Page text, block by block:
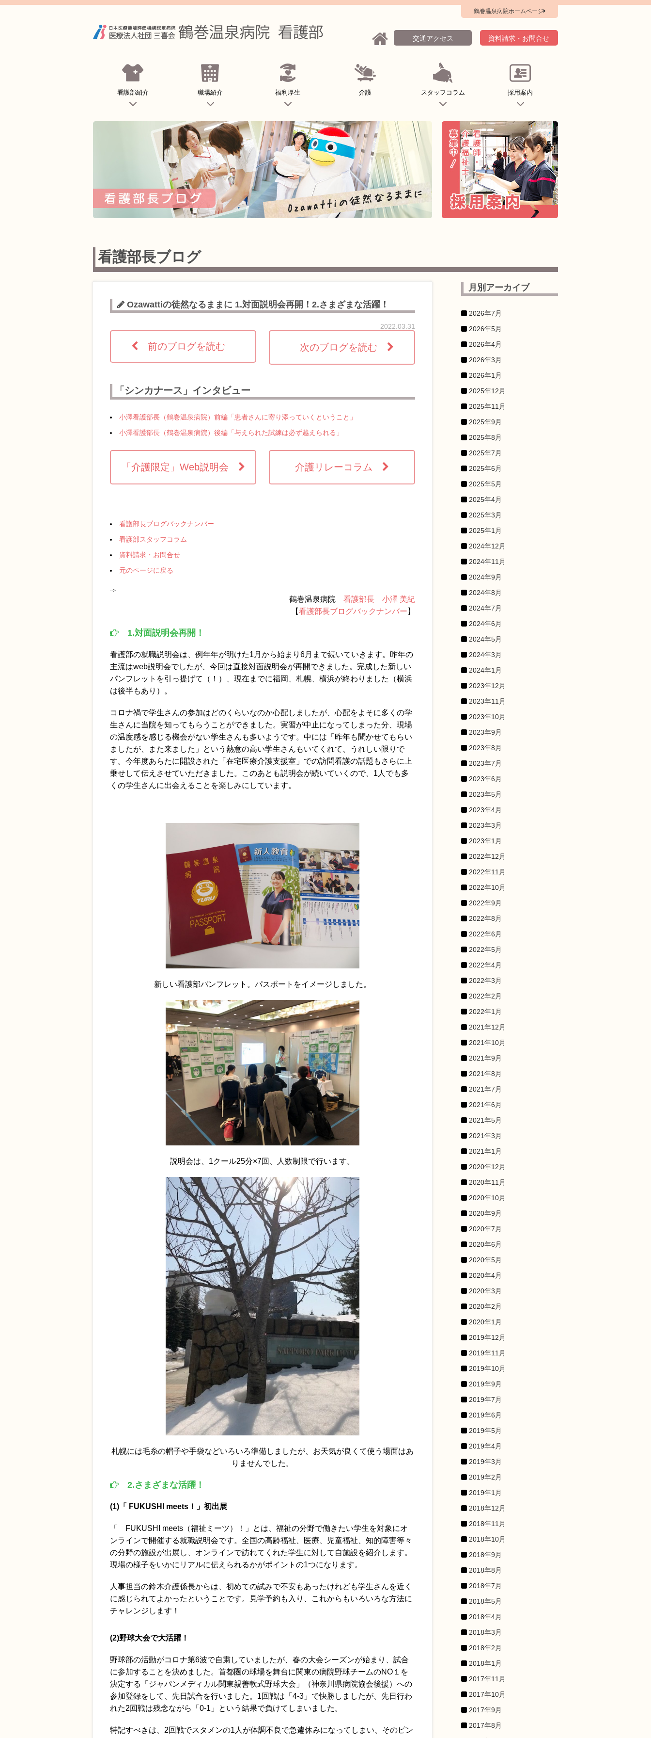
鶴巻温泉病院ホームページ
交通アクセス 資料請求・お問合せ
看護部紹介 職場紹介 福利厚生 介護 スタッフコラム 採用案内
看護部長ブログ
Ozawattiの徒然なるままに 1.対面説明会再開！2.さまざまな活躍！
2022.03.31
前のブログを読む 次のブログを読む
「シンカナース」インタビュー
小澤看護部長（鶴巻温泉病院）前編「患者さんに寄り添っていくということ」
小澤看護部長（鶴巻温泉病院）後編「与えられた試練は必ず越えられる」
「介護限定」Web説明会 介護リレーコラム
看護部長ブログバックナンバー
看護部スタッフコラム
資料請求・お問合せ
元のページに戻る
-->
鶴巻温泉病院 看護部長 小澤 美紀
【看護部長ブログバックナンバー 】
1.対面説明会再開！
看護部の就職説明会は、例年年が明けた1月から始まり6月まで続いていきます。昨年の
主流はweb説明会でしたが、今回は直接対面説明会が再開できました。完成した新しい
パンフレットを引っ提げて（！）、現在までに福岡、札幌、横浜が終わりました（横浜
は後半もあり）。
コロナ禍で学生さんの参加はどのくらいなのか心配しましたが、心配をよそに多くの学
生さんに当院を知ってもらうことができました。実習が中止になってしまった分、現場
の温度感を感じる機会がない学生さんも多いようです。中には「昨年も聞かせてもらい
ましたが、また来ました」という熱意の高い学生さんもいてくれて、うれしい限りで
す。今年度あらたに開設された「在宅医療介護支援室」での訪問看護の話題もさらに上
乗せして伝えさせていただきました。このあとも説明会が続いていくので、1人でも多
くの学生さんに出会えることを楽しみにしています。
新しい看護部パンフレット。パスポートをイメージしました。
説明会は、1クール25分×7回、人数制限で行います。
札幌には毛糸の帽子や手袋などいろいろ準備しましたが、お天気が良くて使う場面はあ
りませんでした。
2.さまざまな活躍！
(1)「 FUKUSHI meets！」初出展
「 FUKUSHI meets（福祉ミーツ）！」とは、福祉の分野で働きたい学生を対象にオ
ンラインで開催する就職説明会です。全国の高齢福祉、医療、児童福祉、知的障害等々
の分野の施設が出展し、オンラインで訪れてくれた学生に対して自施設を紹介します。
現場の様子をいかにリアルに伝えられるかがポイントの1つになります。
人事担当の鈴木介護係長からは、初めての試みで不安もあったけれども学生さんを近く
に感じられてよかったということです。見学予約も入り、これからもいろいろな方法に
チャレンジします！
(2)野球大会で大活躍！
野球部の活動がコロナ第6波で自粛していましたが、春の大会シーズンが始まり、試合
に参加することを決めました。首都圏の球場を舞台に関東の病院野球チームのNO１を
決定する「ジャパンメディカル関東親善軟式野球大会」（神奈川県病院協会後援）への
参加登録をして、先日試合を行いました。1回戦は「4-3」で快勝しましたが、先日行わ
れた2回戦は残念ながら「0-1」という結果で負けてしまいました。
特記すべきは、2回戦でスタメンの1人が体調不良で急遽休みになってしまい、そのピン
月別アーカイブ
2026年7月
2026年5月
2026年4月
2026年3月
2026年1月
2025年12月
2025年11月
2025年9月
2025年8月
2025年7月
2025年6月
2025年5月
2025年4月
2025年3月
2025年1月
2024年12月
2024年11月
2024年9月
2024年8月
2024年7月
2024年6月
2024年5月
2024年3月
2024年1月
2023年12月
2023年11月
2023年10月
2023年9月
2023年8月
2023年7月
2023年6月
2023年5月
2023年4月
2023年3月
2023年1月
2022年12月
2022年11月
2022年10月
2022年9月
2022年8月
2022年6月
2022年5月
2022年4月
2022年3月
2022年2月
2022年1月
2021年12月
2021年10月
2021年9月
2021年8月
2021年7月
2021年6月
2021年5月
2021年3月
2021年1月
2020年12月
2020年11月
2020年10月
2020年9月
2020年7月
2020年6月
2020年5月
2020年4月
2020年3月
2020年2月
2020年1月
2019年12月
2019年11月
2019年10月
2019年9月
2019年7月
2019年6月
2019年5月
2019年4月
2019年3月
2019年2月
2019年1月
2018年12月
2018年11月
2018年10月
2018年9月
2018年8月
2018年7月
2018年5月
2018年4月
2018年3月
2018年2月
2018年1月
2017年11月
2017年10月
2017年9月
2017年8月